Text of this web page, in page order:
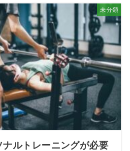
未分類
ルトレーニングが必要